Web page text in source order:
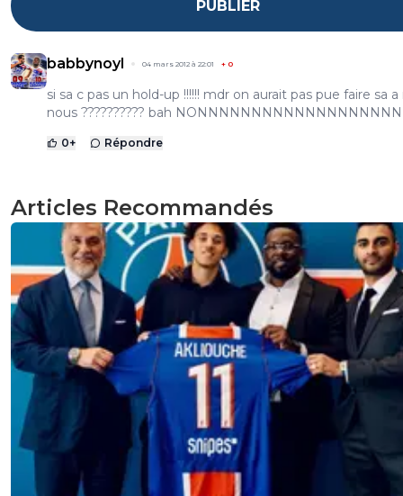
PUBLIER
babbynoyl 04 mars 2012 à 22:01 + 0
si sa c pas un hold-up !!!!!! mdr on aurait pas pue faire sa
nous ?????????? bah
0+ Répondre
Articles Recommandés